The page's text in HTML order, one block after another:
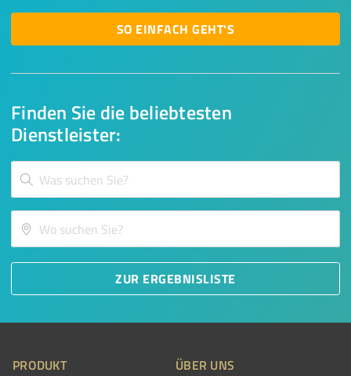
Finden Sie die beliebtesten
Dienstleister:
ZUR ERGEBNISLISTE
SO EINFACH GEHT'S
PRODUKT ÜBER UNS